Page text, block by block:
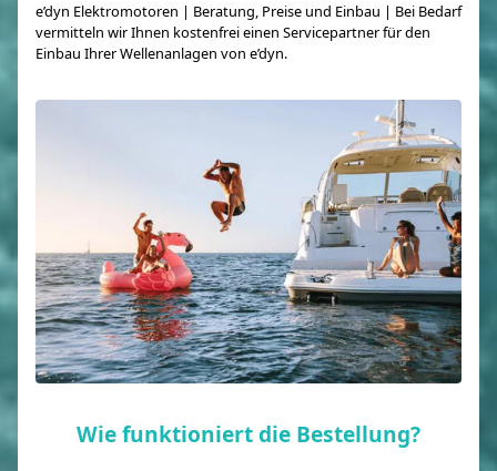
e’dyn Elektromotoren | Beratung, Preise und Einbau | Bei Bedarf
vermitteln wir Ihnen kostenfrei einen Servicepartner für den
Einbau Ihrer Wellenanlagen von e’dyn.
Wie funktioniert die Bestellung?